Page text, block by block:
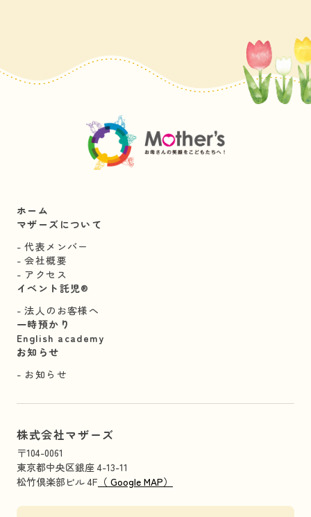
ホーム
マザーズについて
代表メンバー
会社概要
アクセス
イベント託児®︎
法人のお客様へ
一時預かり
English academy
お知らせ
お知らせ
株式会社マザーズ
〒104-0061
東京都中央区銀座 4-13-11
松竹倶楽部ビル 4F （ Google MAP）